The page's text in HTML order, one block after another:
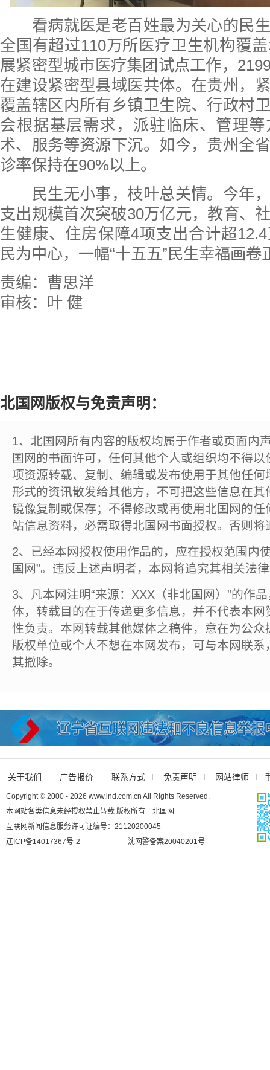
看病就医是老百姓最为关心的民生
全国有超过110万所医疗卫生机构覆
展紧密型城市医疗集团试点工作，
在建设紧密型县域医共体。在贵州，
覆盖辖区内所有乡镇卫生院、行政村
会根据基层需求，派驻临床、管理
术、服务等资源下沉。如今，贵州全
诊率保持在90%以上。
民生无小事，枝叶总关情。今年，
支出规模首次突破30万亿元，教育、
生健康、住房保障4项支出合计超
民为中心，一幅“十五五”民生幸福画卷
责编：曹思洋
审核：叶 健
北国网版权与免责声明：
1、北国网所有内容的版权均属于作者或页面内
国网的书面许可，任何其他个人或组织均不得
项资源转载、复制、编辑或发布使用于其他任
形式的资讯散发给其他方，不可把这些信息在
镜像复制或保存；不得修改或再使用北国网的
站信息资料，必需取得北国网书面授权。否则将
2、已经本网授权使用作品的，应在授权范围内
国网”。违反上述声明者，本网将追究其相关法
3、凡本网注明“来源：XXX（非北国网）”的作
体，转载目的在于传递更多信息，并不代表本
性负责。本网转载其他媒体之稿件，意在为公
版权单位或个人不想在本网发布，可与本网联
其撤除。
关于我们 广告报价 联系方式 免责声明 网站律师
Copyright © 2000 - 2026 www.lnd.com.cn All Rights Reserved.
本网站各类信息未经授权禁止转载 版权所有 北国网
互联网新闻信息服务许可证编号：21120200045
辽ICP备14017367号-2
沈网警备案20040201号